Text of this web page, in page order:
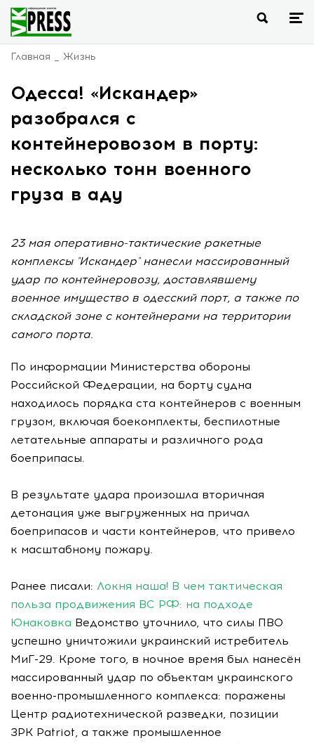
Главная Жизнь
Одесса! «Искандер»
разобрался с
контейнеровозом в порту:
несколько тонн военного
груза в аду
23 мая оперативно-тактические ракетные
комплексы "Искандер" нанесли массированный
удар по контейнеровозу, доставлявшему
военное имущество в одесский порт, а также по
складской зоне с контейнерами на территории
самого порта.
По информации Министерства обороны
Российской Федерации, на борту судна
находилось порядка ста контейнеров с военным
грузом, включая боекомплекты, беспилотные
летательные аппараты и различного рода
боеприпасы.
В результате удара произошла вторичная
детонация уже выгруженных на причал
боеприпасов и части контейнеров, что привело
к масштабному пожару.
Ранее писали: Локня наша! В чем тактическая
польза продвижения ВС РФ: на подходе
Юнаковка Ведомство уточнило, что силы ПВО
успешно уничтожили украинский истребитель
МиГ-29. Кроме того, в ночное время был нанесён
массированный удар по объектам украинского
военно-промышленного комплекса: поражены
Центр радиотехнической разведки, позиции
ЗРК Patriot, а также промышленное